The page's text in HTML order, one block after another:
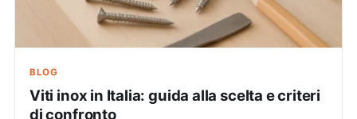
BLOG
Viti inox in Italia: guida alla scelta e criteri
di confronto